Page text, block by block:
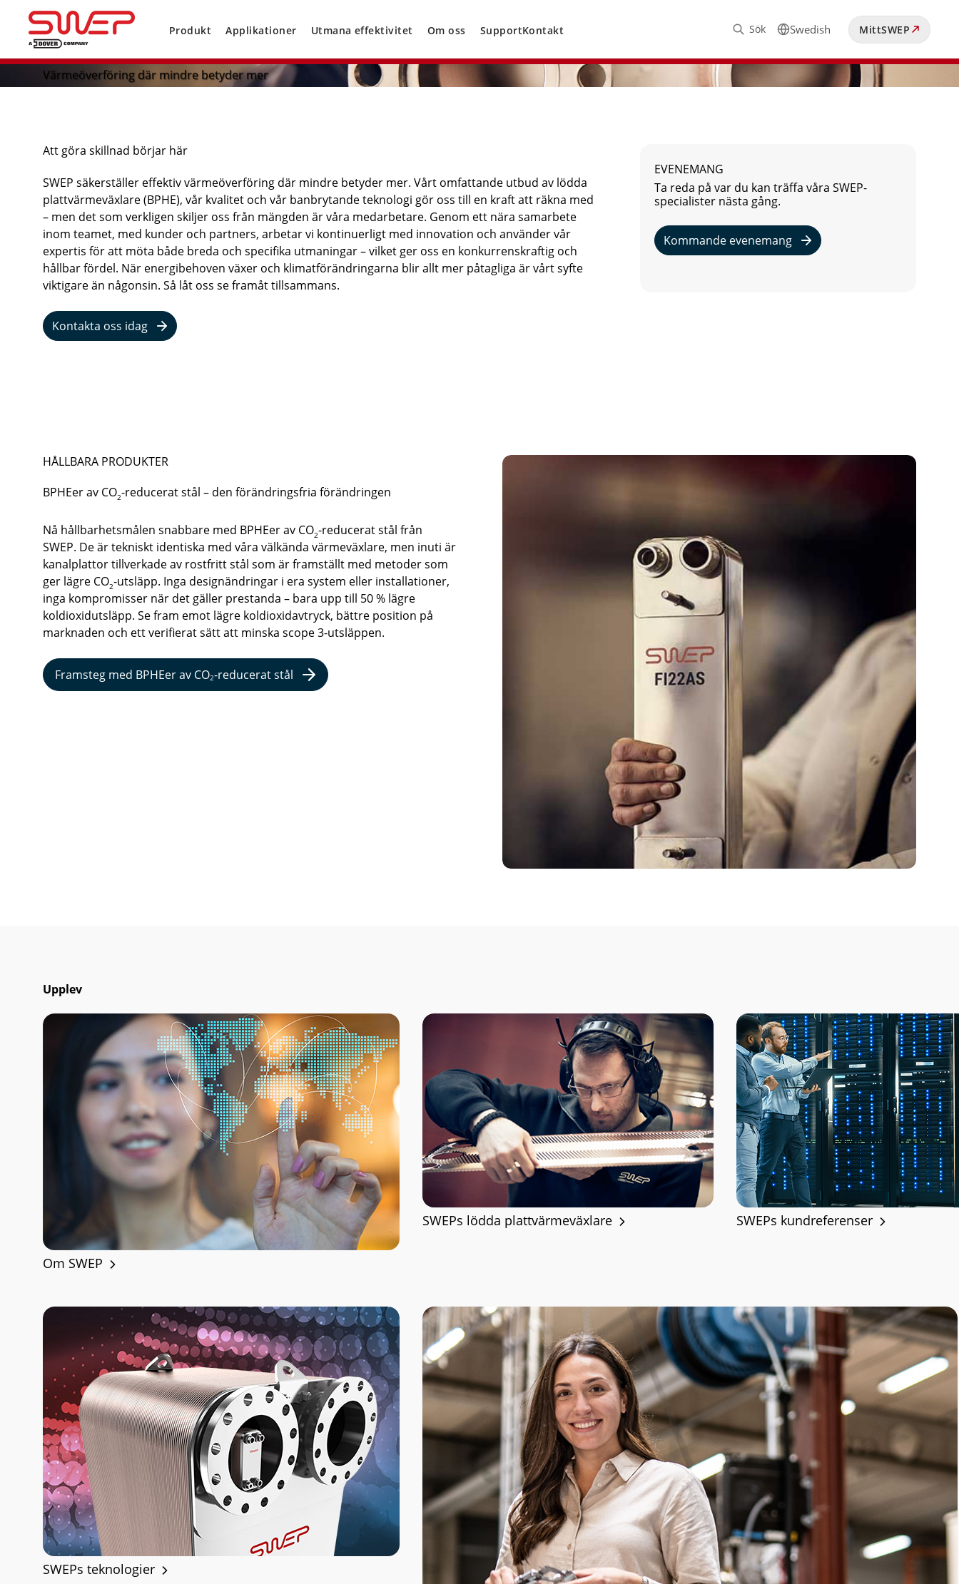
Produkt Applikationer Utmana effektivitet Om oss SupportKontakt Sök Swedish MittSWEP
Värmeöverföring där mindre betyder mer
Att göra skillnad börjar här
SWEP säkerställer effektiv värmeöverföring där mindre betyder mer. Vårt omfattande utbud av lödda
plattvärmeväxlare (BPHE), vår kvalitet och vår banbrytande teknologi gör oss till en kraft att räkna med
– men det som verkligen skiljer oss från mängden är våra medarbetare. Genom ett nära samarbete
inom teamet, med kunder och partners, arbetar vi kontinuerligt med innovation och använder vår
expertis för att möta både breda och specifika utmaningar – vilket ger oss en konkurrenskraftig och
hållbar fördel. När energibehoven växer och klimatförändringarna blir allt mer påtagliga är vårt syfte
viktigare än någonsin. Så låt oss se framåt tillsammans.
Kontakta oss idag
EVENEMANG
Ta reda på var du kan träffa våra SWEP-
specialister nästa gång.
Kommande evenemang
HÅLLBARA PRODUKTER
BPHEer av CO2-reducerat stål – den förändringsfria förändringen
Nå hållbarhetsmålen snabbare med BPHEer av CO2-reduceratstål från
SWEP. De är tekniskt identiska med våra välkända värmeväxlare, men inuti är
kanalplattor tillverkade av rostfritt stål som är framställt med metoder som
ger lägre CO2-utsläpp. Inga designändringar i era system eller installationer,
inga kompromisser när det gäller prestanda – bara upp till 50 % lägre
koldioxidutsläpp. Se fram emot lägre koldioxidavtryck, bättre position på
marknaden och ett verifierat sätt att minska scope 3-utsläppen.
Framsteg med BPHEer av CO2-reducerat stål
Upplev
Om SWEP
SWEPs lödda plattvärmeväxlare SWEPs kundreferenser
SWEPs teknologier